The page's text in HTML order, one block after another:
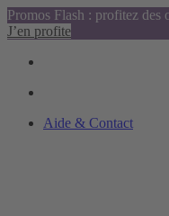
Promos Flash : profitez des
J’en profite
Aide & Contact